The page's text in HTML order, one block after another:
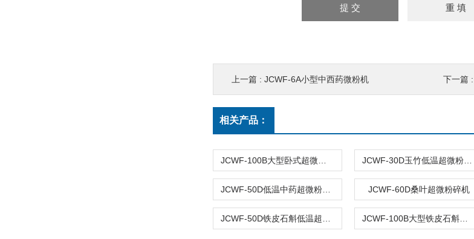
上一篇 : JCWF-6A小型中西药微粉机 下一篇 :
相关产品：
JCWF-60D桑叶超微粉碎机